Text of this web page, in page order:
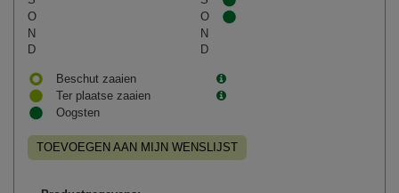
O
O
N
N
D
D
Beschut zaaien
Ter plaatse zaaien
Oogsten
TOEVOEGEN AAN MIJN WENSLIJST